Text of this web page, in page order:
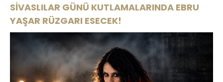
SİVASLILAR GÜNÜ KUTLAMALARINDA EBRU
YAŞAR RÜZGARI ESECEK!